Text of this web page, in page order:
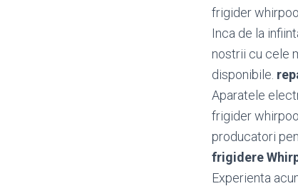
frigider
Inca de la
nostrii cu cele
disponibile.
Aparatele
frigider
producatori
frigidere
Experienta